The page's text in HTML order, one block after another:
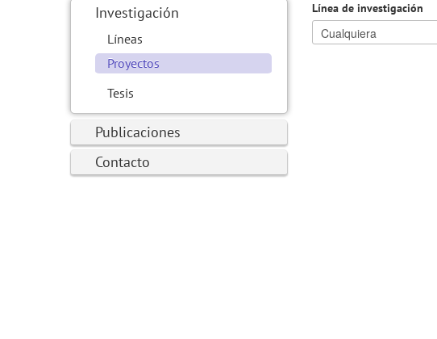
Investigación
Líneas
Proyectos
Tesis
Publicaciones
Contacto
Línea de investigación